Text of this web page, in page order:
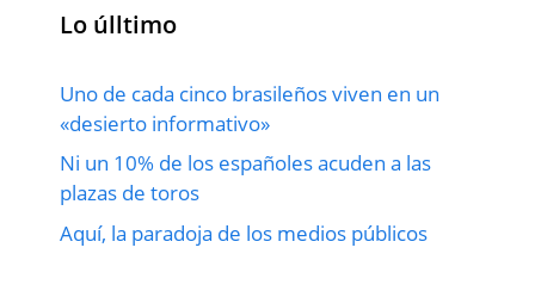
Lo úlltimo
Uno de cada cinco brasileños viven en un
«desierto informativo»
Ni un 10% de los españoles acuden a las
plazas de toros
Aquí, la paradoja de los medios públicos